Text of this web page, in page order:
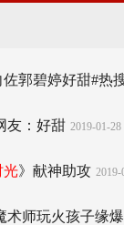
佐郭碧婷好甜#热
友：好甜 2019-01-28
光》献神助攻 2019-
术师玩火孩子缘